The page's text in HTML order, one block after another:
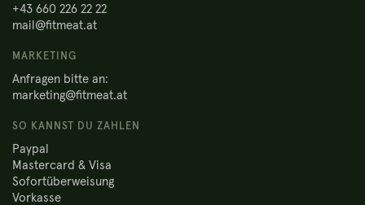
+43 660 226 22 22
mail@fitmeat.at
MARKETING
Anfragen bitte an:
marketing@fitmeat.at
SO KANNST DU ZAHLEN
Paypal
Mastercard & Visa
Sofortüberweisung
Vorkasse